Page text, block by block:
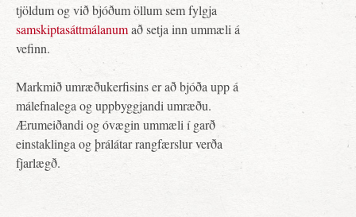
tjöldum og við bjóðum öllum sem fylgja
samskiptasáttmálanumað setja inn ummæli á
vefinn.
Markmið umræðukerfisins er að bjóða upp á
málefnalega og uppbyggjandi umræðu.
Ærumeiðandi og óvægin ummæli í garð
einstaklinga og þrálátar rangfærslur verða
fjarlægð.